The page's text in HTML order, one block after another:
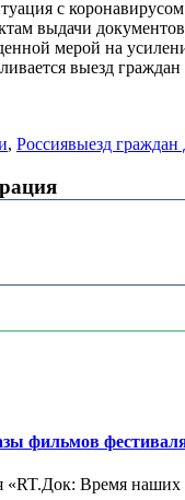
с
выдачи
мерой на
выезд
, Россиявыезд граждан
фильмов
Время наших